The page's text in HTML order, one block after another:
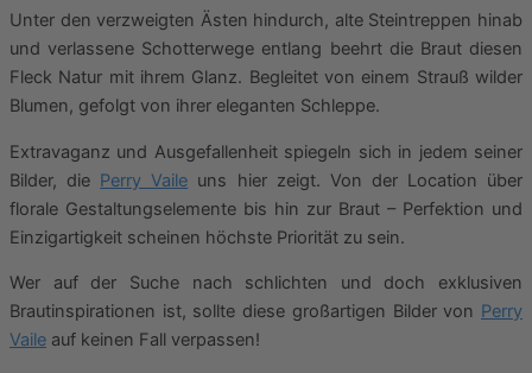
Unter den verzweigten Ästen hindurch, alte Steintreppen hinab
und verlassene Schotterwege entlang beehrt die Braut diesen
Fleck Natur mit ihrem Glanz. Begleitet von einem Strauß wilder
Blumen, gefolgt von ihrer eleganten Schleppe.
Extravaganz und Ausgefallenheit spiegeln sich in jedem seiner
Bilder, die Perry Vaile uns hier zeigt. Von der Location über
florale Gestaltungselemente bis hin zur Braut – Perfektion und
Einzigartigkeit scheinen höchste Priorität zu sein.
Wer auf der Suche nach schlichten und doch exklusiven
Brautinspirationen ist, sollte diese großartigen Bilder von Perry
Vaile auf keinen Fall verpassen!